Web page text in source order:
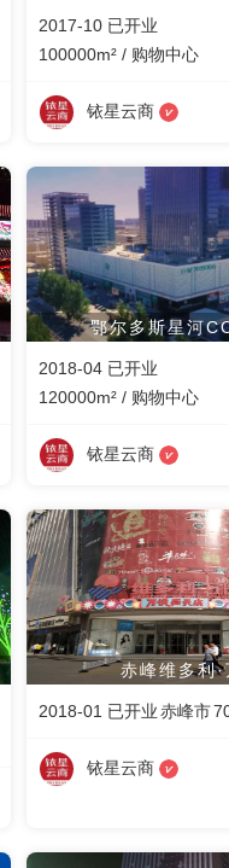
2017-10 已开业
100000m² / 购物中心
铱星云商
鄂尔多斯星河
2018-04 已开业
120000m² / 购物中心
铱星云商
赤峰维多利
2018-01 已开业赤峰市
铱星云商